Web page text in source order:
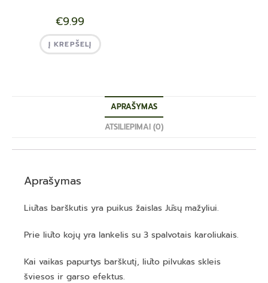
€9.99
Į KREPŠELĮ
APRAŠYMAS
ATSILIEPIMAI (0)
Aprašymas
Liūtas barškutis yra puikus žaislas Jūsų mažyliui.
Prie liūto kojų yra lankelis su 3 spalvotais karoliukais.
Kai vaikas papurtys barškutį, liūto pilvukas skleis
šviesos ir garso efektus.